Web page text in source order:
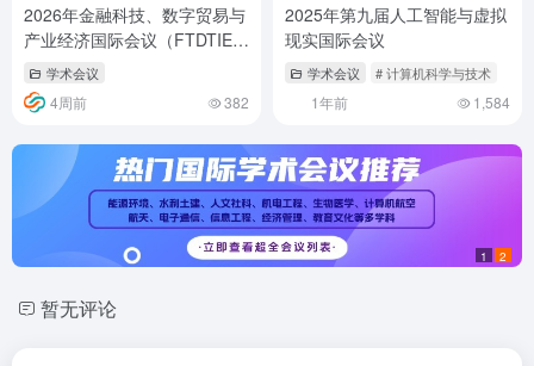
2026年金融科技、数字贸易与
产业经济国际会议（FTDTIE
2026）
学术会议
4周前 382
2025年第九届人工智能与虚拟
现实国际会议
学术会议 # 计算机科学与技术
1年前 1,584
1 2
暂无评论